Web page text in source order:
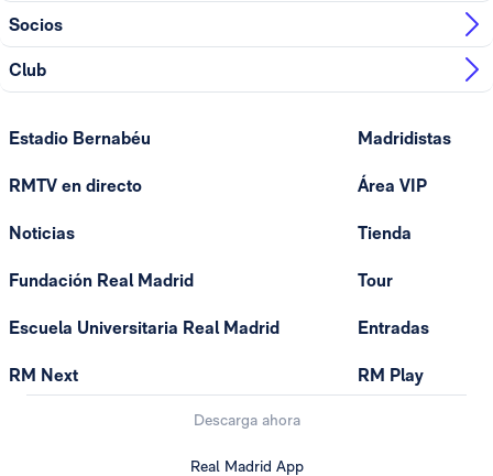
Socios
Club
Estadio Bernabéu
RMTV en directo
Noticias
Fundación Real Madrid
Escuela Universitaria Real Madrid
RM Next
Madridistas
Área VIP
Tienda
Tour
Entradas
RM Play
Descarga ahora
Real Madrid App